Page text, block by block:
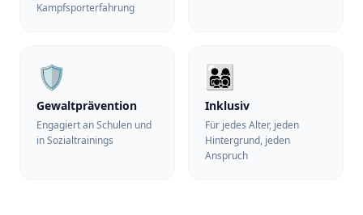
Kampfsporterfahrung
🛡️
Gewaltprävention
Engagiert an Schulen und
in Sozialtrainings
👨‍👩‍👧‍👦
Inklusiv
Für jedes Alter, jeden
Hintergrund, jeden
Anspruch